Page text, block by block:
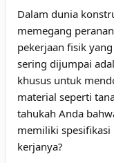
Dalam dunia
memegang
pekerjaan fisik
sering dijumpai
khusus untuk
material seperti
tahukah Anda
memiliki spesifikasi
kerjanya?